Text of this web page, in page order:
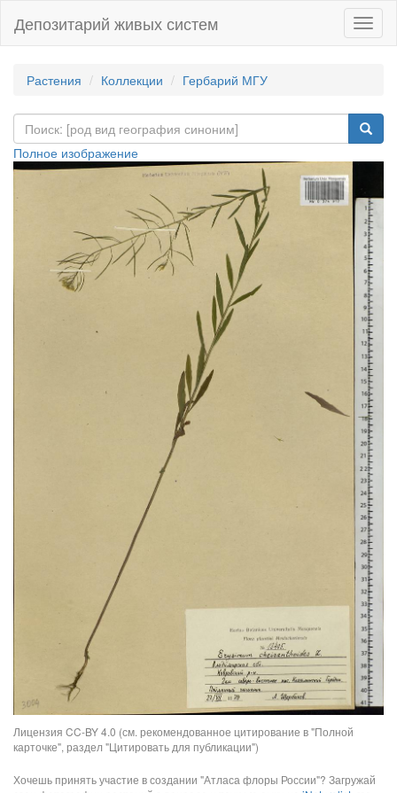
Депозитарий живых систем
Растения Коллекции Гербарий МГУ
Полное изображение
Лицензия CC-BY 4.0 (см. рекомендованное цитирование в "Полной
карточке", раздел "Цитировать для публикации")
Хочешь принять участие в создании "Атласа флоры России"? Загружай